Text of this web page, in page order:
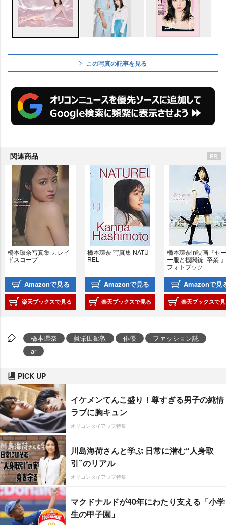
この写真の記事を見る
関連商品
橋本環奈写真集 カレイ
ドスコープ
Amazonで見る
楽天ブックスで見る
橋本環奈 写真集 NATU
REL
Amazonで見る
楽天ブックスで見る
橋本環奈in映画『セ
ー服と機関銃 -卒業-
フォトブック
Amazonで見
楽天ブックスで
橋本環奈 眞栄田郷敦 俳優
ファッション誌
ar
PICK UP
イケメンてんこ盛り！尊すぎる男子の純情
ラブに胸キュン
オリコンタイアップ特集
川島海荷さんと学ぶ 日常に潜む“人身取
引”のリアル
オリコンタイアップ特集
マクドナルドが40年にわたり支える「小学
生の甲子園」